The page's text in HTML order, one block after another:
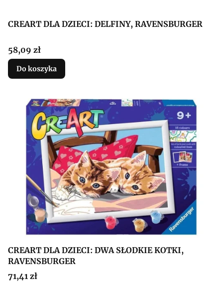
CREART DLA DZIECI: DELFINY, RAVENSBURGER
Cena
58,09 zł
Do koszyka
CREART DLA DZIECI: DWA SŁODKIE KOTKI,
RAVENSBURGER
Cena
71,41 zł